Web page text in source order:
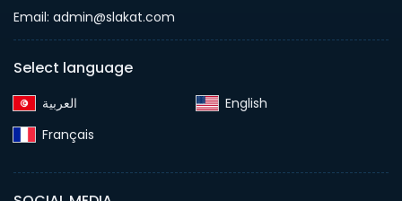
Email: admin@slakat.com
Select language
English‎
Français‎